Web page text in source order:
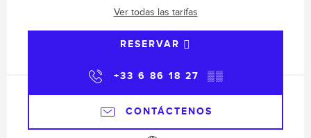
Ver todas las tarifas
RESERVAR
+33 6 86 18 27 ▒▒
CONTÁCTENOS